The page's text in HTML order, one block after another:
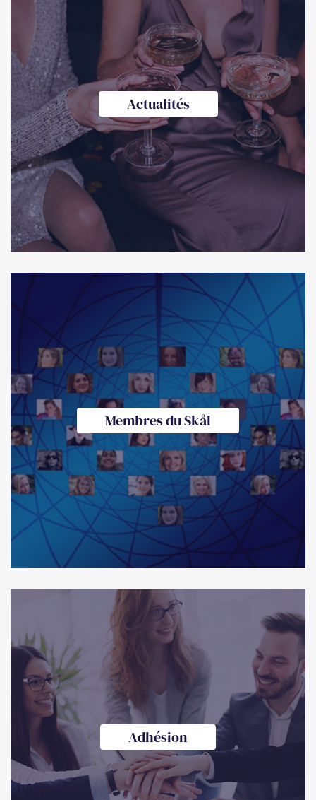
Actualités
Membres du Skål
Adhésion